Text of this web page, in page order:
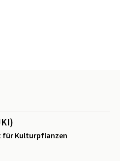
Kulturpflanzen